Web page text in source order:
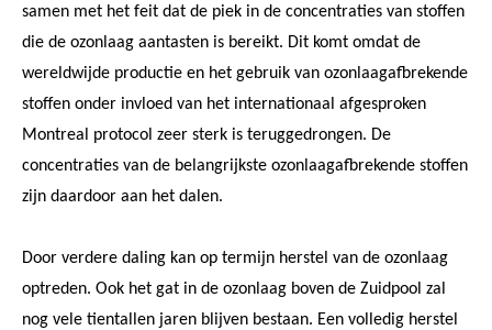
samen met het feit dat de piek in de concentraties van stoffen
die de ozonlaag aantasten is bereikt. Dit komt omdat de
wereldwijde productie en het gebruik van ozonlaagafbrekende
stoffen onder invloed van het internationaal afgesproken
Montreal protocol zeer sterk is teruggedrongen. De
concentraties van de belangrijkste ozonlaagafbrekende stoffen
zijn daardoor aan het dalen.
Door verdere daling kan op termijn herstel van de ozonlaag
optreden. Ook het gat in de ozonlaag boven de Zuidpool zal
nog vele tientallen jaren blijven bestaan. Een volledig herstel